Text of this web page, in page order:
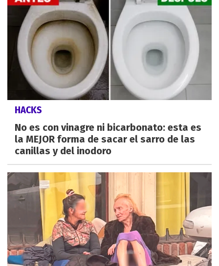
HACKS
No es con vinagre ni bicarbonato: esta es
la MEJOR forma de sacar el sarro de las
canillas y del inodoro